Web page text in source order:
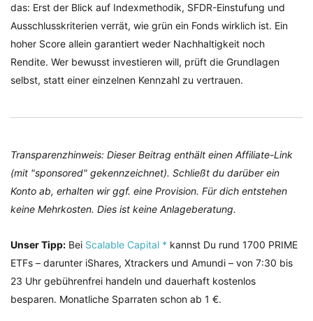
das: Erst der Blick auf Indexmethodik, SFDR-Einstufung und
Ausschlusskriterien verrät, wie grün ein Fonds wirklich ist. Ein
hoher Score allein garantiert weder Nachhaltigkeit noch
Rendite. Wer bewusst investieren will, prüft die Grundlagen
selbst, statt einer einzelnen Kennzahl zu vertrauen.
Transparenzhinweis: Dieser Beitrag enthält einen Affiliate-Link
(mit "sponsored" gekennzeichnet). Schließt du darüber ein
Konto ab, erhalten wir ggf. eine Provision. Für dich entstehen
keine Mehrkosten. Dies ist keine Anlageberatung.
Unser Tipp: Bei Scalable Capital * kannst Du rund 1700 PRIME
ETFs – darunter iShares, Xtrackers und Amundi – von 7:30 bis
23 Uhr gebührenfrei handeln und dauerhaft kostenlos
besparen. Monatliche Sparraten schon ab 1 €.